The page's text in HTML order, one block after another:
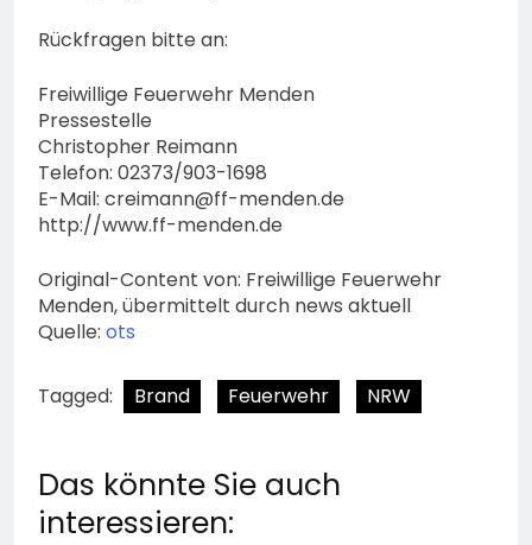
Rückfragen bitte an:
Freiwillige Feuerwehr Menden
Pressestelle
Christopher Reimann
Telefon: 02373/903-1698
E-Mail: creimann@ff-menden.de
http://www.ff-menden.de
Original-Content von: Freiwillige Feuerwehr
Menden, übermittelt durch news aktuell
Quelle: ots
Tagged: Brand Feuerwehr NRW
Das könnte Sie auch
interessieren: